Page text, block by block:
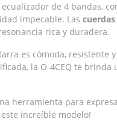
de 4 bandas,
impecable. Las
rica y duradera.
es cómoda, resistente
la O-4CEQ te
herramienta para
increíble modelo!